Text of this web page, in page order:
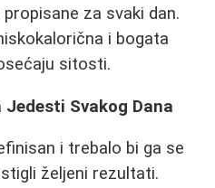
za svaki dan.
i bogata
sitosti.
Svakog Dana
i trebalo bi ga se
željeni rezultati.